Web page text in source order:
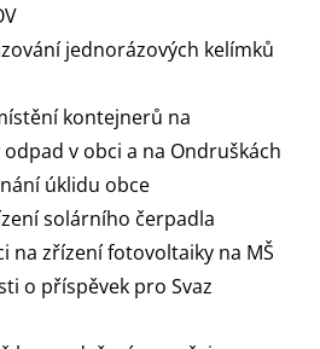
jednorázových kelímků
kontejnerů na
v obci a na Ondruškách
úklidu obce
solárního čerpadla
na zřízení fotovoltaiky na MŠ
o příspěvek pro Svaz